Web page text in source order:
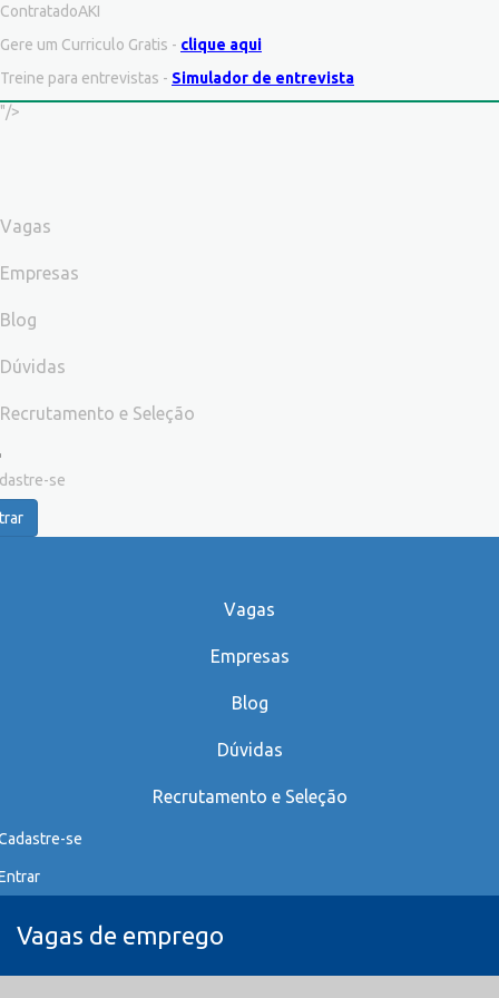
ContratadoAKI
Gere um Curriculo Gratis - clique aqui
Treine para entrevistas - Simulador de entrevista
"/>
Vagas
Empresas
Blog
Dúvidas
Recrutamento e Seleção
se
Vagas
Empresas
Blog
Dúvidas
Recrutamento e Seleção
se
Vagas de emprego